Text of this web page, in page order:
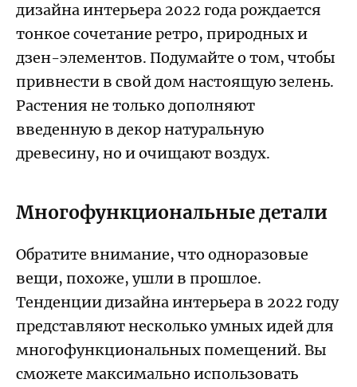
дизайна интерьера 2022 года рождается
тонкое сочетание ретро, ​​природных и
дзен-элементов. Подумайте о том, чтобы
привнести в свой дом настоящую зелень.
Растения не только дополняют
введенную в декор натуральную
древесину, но и очищают воздух.
Многофункциональные детали
Обратите внимание, что одноразовые
вещи, похоже, ушли в прошлое.
Тенденции дизайна интерьера в 2022 году
представляют несколько умных идей для
многофункциональных помещений. Вы
сможете максимально использовать